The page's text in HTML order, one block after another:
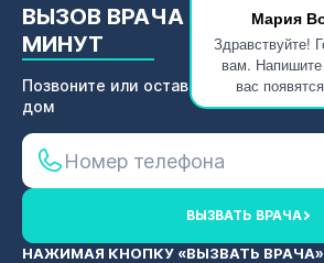
Мария
Здравствуйте!
вам.
вас
ВЫЗОВ ВРАЧА НА ДОМ В
МИНУТ
Позвоните или оставьте заявку для
дом
ВЫЗВАТЬ ВРАЧА
НАЖИМАЯ КНОПКУ «ВЫЗВАТЬ